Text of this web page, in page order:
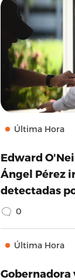
Última Hora
Edward
Ángel Pérez
detectadas
0
Última Hora
Gobernadora